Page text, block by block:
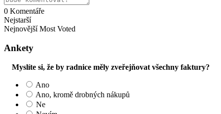
0 Komentáře
Nejstarší
Nejnovější Most Voted
Ankety
Myslíte si, že by radnice měly zveřejňovat všechny faktury?
Ano
Ano, kromě drobných nákupů
Ne